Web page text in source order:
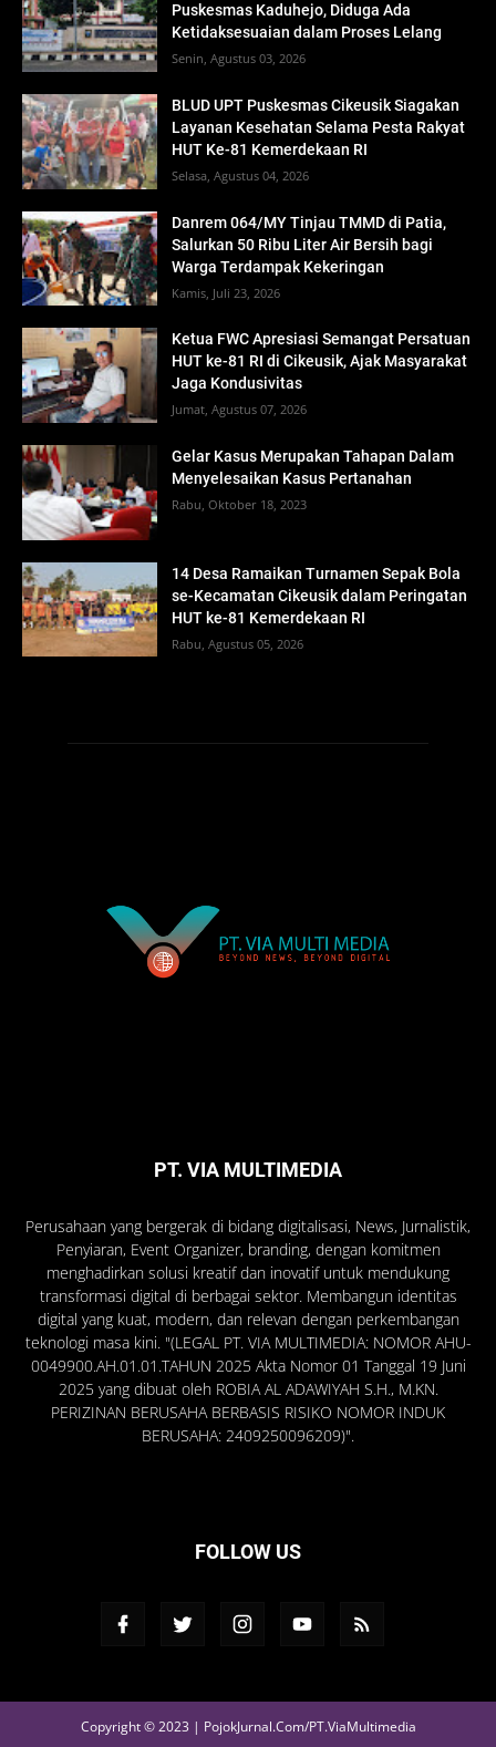
Puskesmas Kaduhejo, Diduga Ada
Ketidaksesuaian dalam Proses Lelang
Senin, Agustus 03, 2026
BLUD UPT Puskesmas Cikeusik Siagakan
Layanan Kesehatan Selama Pesta Rakyat
HUT Ke-81 Kemerdekaan RI
Selasa, Agustus 04, 2026
Danrem 064/MY Tinjau TMMD di Patia,
Salurkan 50 Ribu Liter Air Bersih bagi
Warga Terdampak Kekeringan
Kamis, Juli 23, 2026
Ketua FWC Apresiasi Semangat Persatuan
HUT ke-81 RI di Cikeusik, Ajak Masyarakat
Jaga Kondusivitas
Jumat, Agustus 07, 2026
Gelar Kasus Merupakan Tahapan Dalam
Menyelesaikan Kasus Pertanahan
Rabu, Oktober 18, 2023
14 Desa Ramaikan Turnamen Sepak Bola
se-Kecamatan Cikeusik dalam Peringatan
HUT ke-81 Kemerdekaan RI
Rabu, Agustus 05, 2026
PT. VIA MULTIMEDIA
Perusahaan yang bergerak di bidang digitalisasi, News, Jurnalistik,
Penyiaran, Event Organizer, branding, dengan komitmen
menghadirkan solusi kreatif dan inovatif untuk mendukung
transformasi digital di berbagai sektor. Membangun identitas
digital yang kuat, modern, dan relevan dengan perkembangan
teknologi masa kini. "(LEGAL PT. VIA MULTIMEDIA: NOMOR AHU-
0049900.AH.01.01.TAHUN 2025 Akta Nomor 01 Tanggal 19 Juni
2025 yang dibuat oleh ROBIA AL ADAWIYAH S.H., M.KN.
PERIZINAN BERUSAHA BERBASIS RISIKO NOMOR INDUK
BERUSAHA: 2409250096209)".
FOLLOW US
Copyright © 2023 | PojokJurnal.Com/PT.ViaMultimedia